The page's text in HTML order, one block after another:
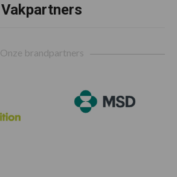
Vakpartners
Onze brandpartners